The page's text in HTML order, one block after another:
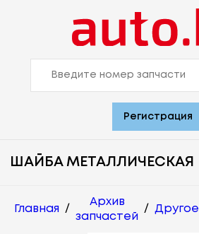
Регистрация
ШАЙБА МЕТАЛЛИЧЕСКАЯ
Главная /
Архив
запчастей
/ Другое